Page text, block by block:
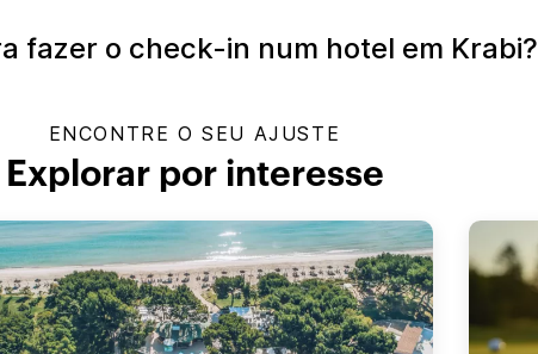
fazer o check-in num hotel em Krabi?
ENCONTRE O SEU AJUSTE
Explorar por interesse